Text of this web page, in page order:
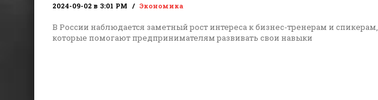
2024-09-02 в 3:01 PM Экономика
В России наблюдается заметный рост интереса к бизнес-тренерам и спикерам,
которые помогают предпринимателям развивать свои навыки